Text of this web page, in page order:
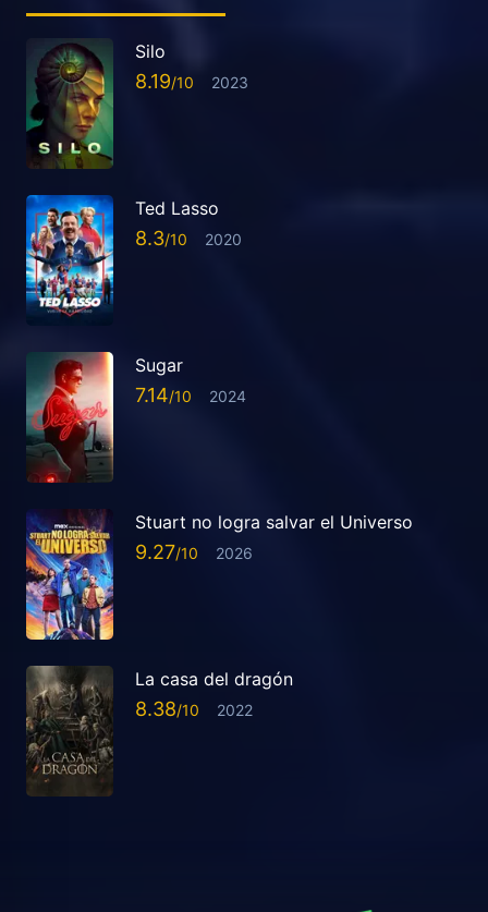
Silo
8.19 2023
Ted Lasso
8.3 2020
Sugar
7.14 2024
Stuart no logra salvar el Universo
9.27 2026
La casa del dragón
8.38 2022